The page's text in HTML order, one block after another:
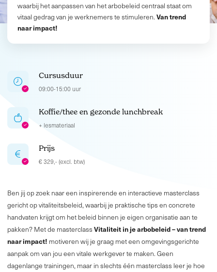
waarbij het aanpassen van het arbobeleid centraal staat om
vitaal gedrag van je werknemers te stimuleren. Van trend
naar impact!
Cursusduur
09:00-15:00 uur
Koffie/thee en gezonde lunchbreak
+ lesmateriaal
Prijs
€ 329,- (excl. btw)
Ben jij op zoek naar een inspirerende en interactieve masterclass
gericht op vitaliteitsbeleid, waarbij je praktische tips en concrete
handvaten krijgt om het beleid binnen je eigen organisatie aan te
pakken? Met de masterclass Vitaliteit in je arbobeleid – van trend
naar impact! motiveren wij je graag met een omgevingsgerichte
aanpak om van jou een vitale werkgever te maken. Geen
dagenlange trainingen, maar in slechts één masterclass leer je hoe